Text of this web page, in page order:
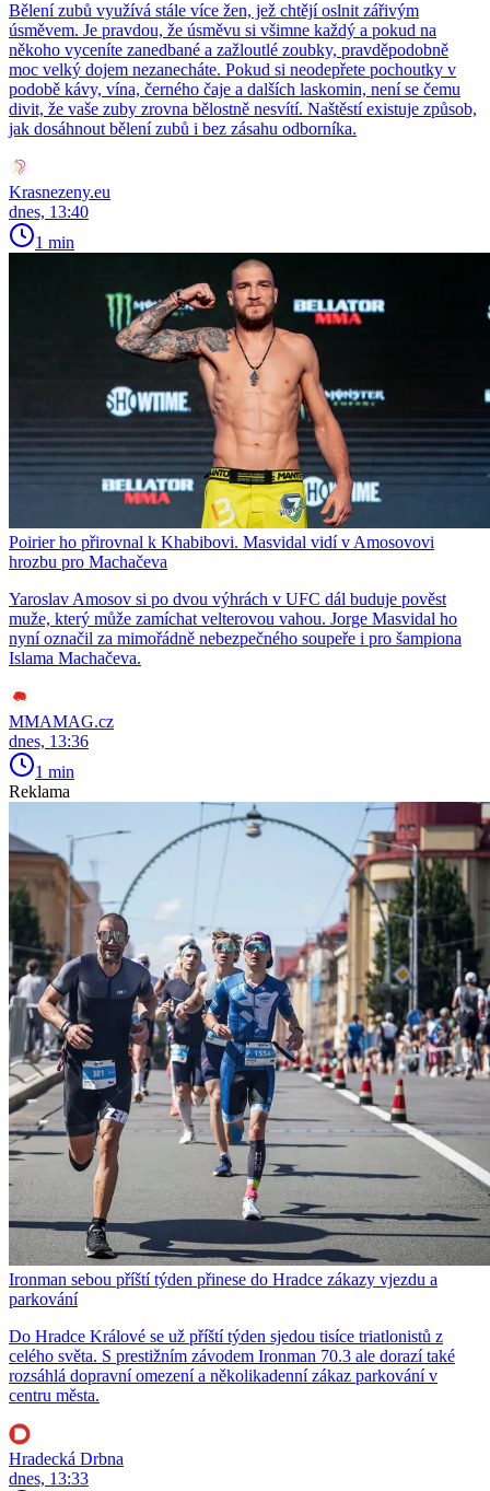
Bělení zubů využívá stále více žen, jež chtějí oslnit zářivým
úsměvem. Je pravdou, že úsměvu si všimne každý a pokud na
někoho vyceníte zanedbané a zažloutlé zoubky, pravděpodobně
moc velký dojem nezanecháte. Pokud si neodepřete pochoutky v
podobě kávy, vína, černého čaje a dalších laskomin, není se čemu
divit, že vaše zuby zrovna bělostně nesvítí. Naštěstí existuje způsob,
jak dosáhnout bělení zubů i bez zásahu odborníka.
Krasnezeny.eu
dnes, 13:40
1 min
Poirier ho přirovnal k Khabibovi. Masvidal vidí v Amosovovi
hrozbu pro Machačeva
Yaroslav Amosov si po dvou výhrách v UFC dál buduje pověst
muže, který může zamíchat velterovou vahou. Jorge Masvidal ho
nyní označil za mimořádně nebezpečného soupeře i pro šampiona
Islama Machačeva.
MMAMAG.cz
dnes, 13:36
1 min
Reklama
Ironman sebou příští týden přinese do Hradce zákazy vjezdu a
parkování
Do Hradce Králové se už příští týden sjedou tisíce triatlonistů z
celého světa. S prestižním závodem Ironman 70.3 ale dorazí také
rozsáhlá dopravní omezení a několikadenní zákaz parkování v
centru města.
Hradecká Drbna
dnes, 13:33